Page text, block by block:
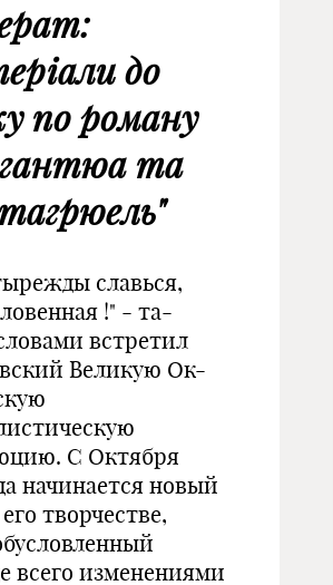
до
по роману
та
славься,
!" - та-
встретил
Великую Ок-
С Октября
начинается новый
творчестве,
всего изменениями